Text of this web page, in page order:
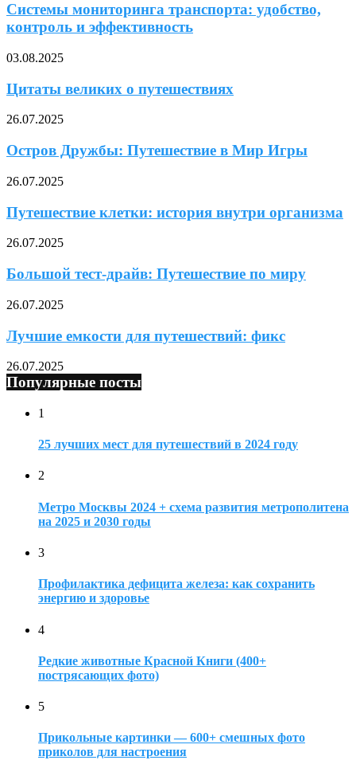
Системы мониторинга транспорта: удобство,
контроль и эффективность
03.08.2025
Цитаты великих о путешествиях
26.07.2025
Остров Дружбы: Путешествие в Мир Игры
26.07.2025
Путешествие клетки: история внутри организма
26.07.2025
Большой тест-драйв: Путешествие по миру
26.07.2025
Лучшие емкости для путешествий: фикс
26.07.2025
Популярные посты
1
25 лучших мест для путешествий в 2024 году
2
Метро Москвы 2024 + схема развития метрополитена
на 2025 и 2030 годы
3
Профилактика дефицита железа: как сохранить
энергию и здоровье
4
Редкие животные Красной Книги (400+
пострясающих фото)
5
Прикольные картинки — 600+ смешных фото
приколов для настроения